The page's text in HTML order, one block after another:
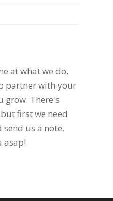
at what we do,
partner with your
grow. There's
first we need
us a note.
asap!